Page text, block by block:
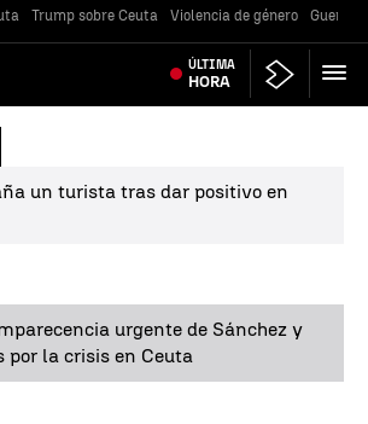
Trump sobre Ceuta Violencia de género Guerra
ÚLTIMA
HORA
un turista tras dar positivo en
urgente de Sánchez y
la crisis en Ceuta